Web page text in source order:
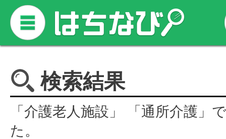
検索結果
「介護老人施設」 「通所介護」
た。